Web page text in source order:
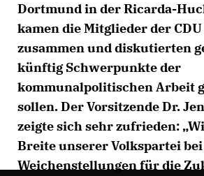
Dortmund in der Ricarda-
kamen die Mitglieder der
zusammen und diskutierten
künftig Schwerpunkte der
kommunalpolitischen Arbeit
sollen. Der Vorsitzende Dr.
zeigte sich sehr zufrieden:
Breite unserer Volkspartei
Weichenstellungen für die